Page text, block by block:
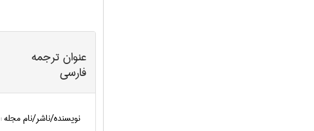
عنوان ترجمه
فارسی
نویسنده/ناشر/نام مجله :